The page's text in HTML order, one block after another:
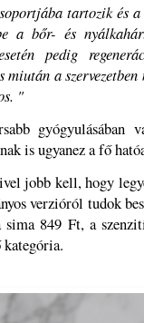
tartozik és
a bőr- és
pedig
a
"
gyógyulásában
is ugyanez a fő
jobb kell, hogy
verzióról tudok
849 Ft, a